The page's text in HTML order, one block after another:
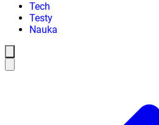
Tech
Testy
Nauka